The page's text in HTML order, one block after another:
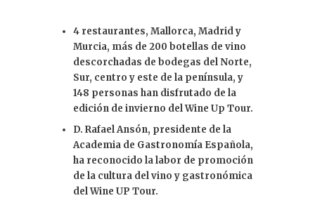
dI
n
4 restaurantes, Mallorca, Madrid y
Murcia, más de 200 botellas de vino
descorchadas de bodegas del Norte,
Sur, centro y este de la península, y
148 personas han disfrutado de la
edición de invierno del Wine Up Tour.
D. Rafael Ansón, presidente de la
Academia de Gastronomía Española,
ha reconocido la labor de promoción
de la cultura del vino y gastronómica
del Wine UP Tour.